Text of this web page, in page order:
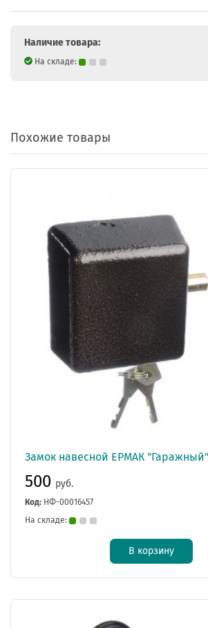
Наличие товара:
На складе:
Похожие товары
Замок навесной ЕРМАК
500 руб.
Код: НФ-00016457
На складе:
В корзину